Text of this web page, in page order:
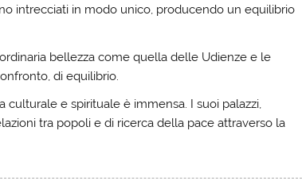
intrecciati in modo unico, producendo un equilibrio
bellezza come quella delle Udienze e le
di equilibrio.
e spirituale è immensa. I suoi palazzi,
tra popoli e di ricerca della pace attraverso la